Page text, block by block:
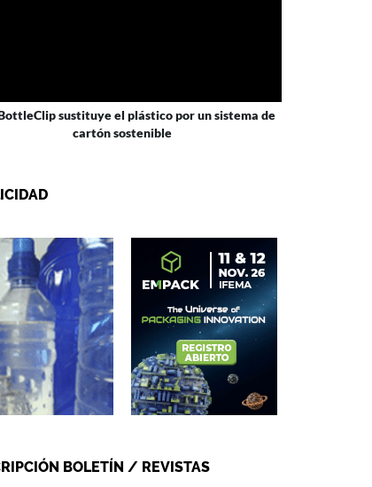
sustituye el plástico por un sistema de
cartón sostenible
BOLETÍN / REVISTAS